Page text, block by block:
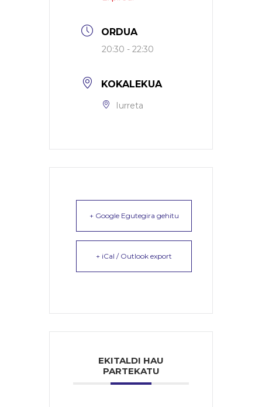
ORDUA
20:30 - 22:30
KOKALEKUA
Iurreta
+ Google Egutegira gehitu
+ iCal / Outlook export
EKITALDI HAU
PARTEKATU